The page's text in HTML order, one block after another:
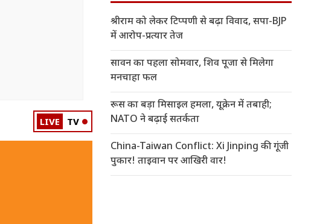
LIVE TV
श्रीराम को लेकर टिप्पणी से बढ़ा विवाद, सपा-BJP
में आरोप-प्रत्यार तेज
सावन का पहला सोमवार, शिव पूजा से मिलेगा
मनचाहा फल
रूस का बड़ा मिसाइल हमला, यूक्रेन में तबाही;
NATO ने बढ़ाई सतर्कता
China-Taiwan Conflict: Xi Jinping की गूंजी
पुकार! ताइवान पर आखिरी वार!